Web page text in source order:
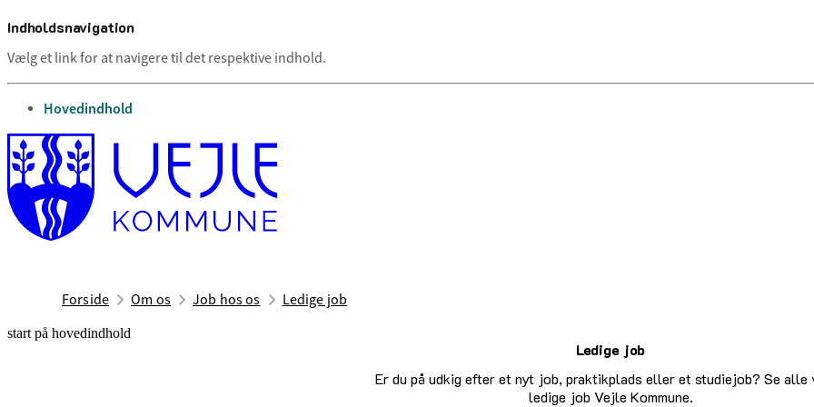
Indholdsnavigation
Vælg et link for at navigere til det respektive indhold.
gå til
Hovedindhold
Forside Om os Job hos os Ledige job
start på hovedindhold
Ledige job
Er du på udkig efter et nyt job, praktikplads eller et studiejob? Se alle
ledige job Vejle Kommune.
senest opdateret 23. marts 2026